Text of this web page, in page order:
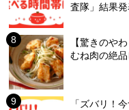
査隊」結果発
【驚きのや
むね肉の絶
「ズバリ！